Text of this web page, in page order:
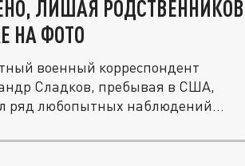
ЛИШАЯ РОДСТВЕННИКОВ
НА ФОТО
военный корреспондент
Сладков, пребывая в США,
ряд любопытных наблюдений...